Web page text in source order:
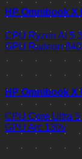
HP Omnibook X
CPU Ryzen AI 5
GPU Radeon
HP Omnibook X
CPU Core Ultra
GPU Arc 130v